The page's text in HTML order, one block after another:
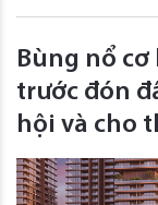
Bùng nổ cơ
trước đón
hội và cho